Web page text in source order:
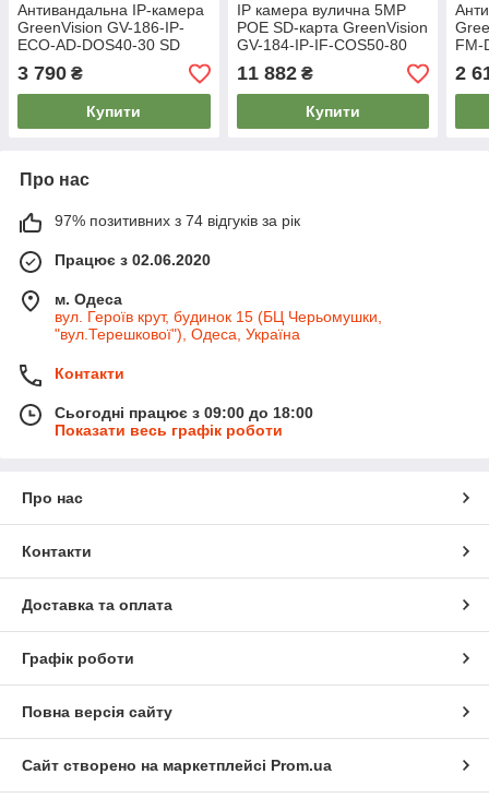
Антивандальна IP-камера
GreenVision GV-186-IP-
ECO-AD-DOS40-30 SD
3 790 ₴
Купити
IP камера вулична 5MP
POE SD-карта GreenVision
GV-184-IP-IF-COS50-80
VMA
11 882₴
Купити
FM-
2
Про нас
97% позитивних з 74 відгуків за рік
Працює з 02.06.2020
м. Одеса
вул. Героїв крут, будинок 15 (БЦ Черьомушки,
"вул.Терешкової"), Одеса, Україна
Контакти
Сьогодні працює з 09:00 до 18:00
Показати весь графік роботи
Про нас
Контакти
Доставка та оплата
Графік роботи
Повна версія сайту
Сайт створено на маркетплейсі Prom.ua